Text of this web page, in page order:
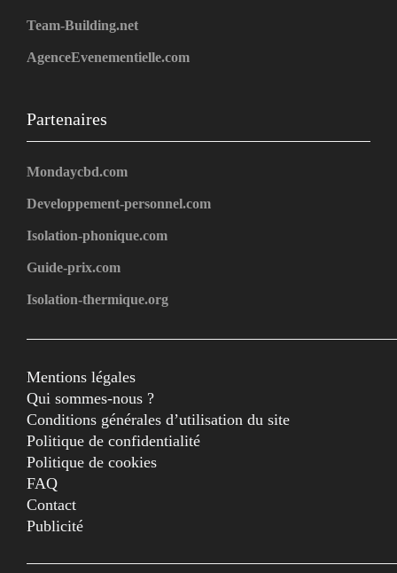
Team-Building.net
AgenceEvenementielle.com
Partenaires
Mondaycbd.com
Developpement-personnel.com
Isolation-phonique.com
Guide-prix.com
Isolation-thermique.org
Mentions légales
Qui sommes-nous ?
Conditions générales d’utilisation du site
Politique de confidentialité
Politique de cookies
FAQ
Contact
Publicité